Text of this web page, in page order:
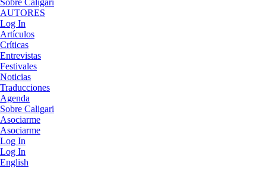
Sobre Caligari
AUTORES
Log In
Artículos
Críticas
Entrevistas
Festivales
Noticias
Traducciones
Agenda
Sobre Caligari
Asociarme
Asociarme
Log In
Log In
English